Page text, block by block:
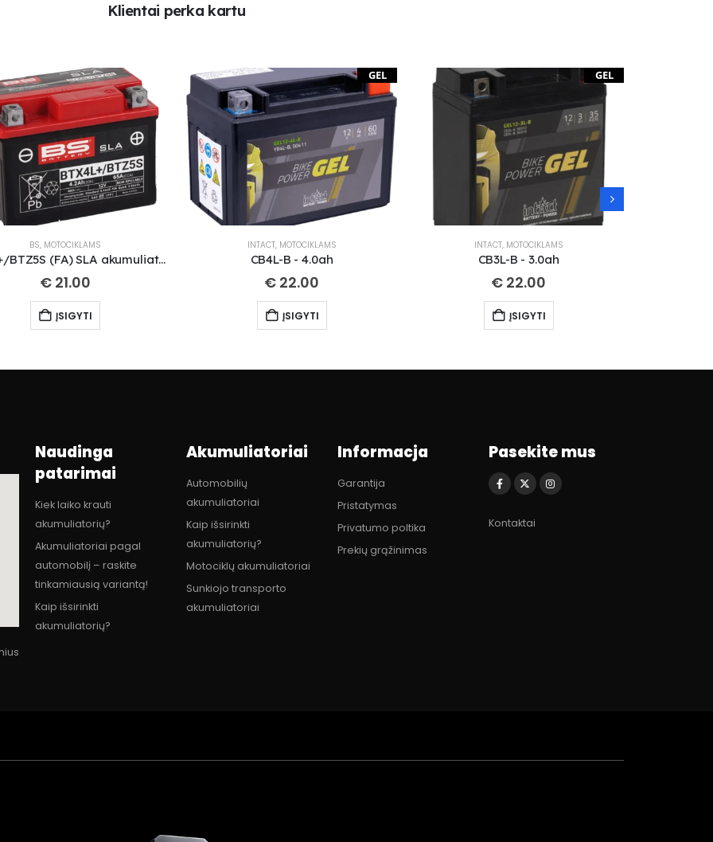
Klientai perka kartu
BS, MOTOCIKLAMS
BTX4L+/BTZ5S (FA) SLA akumuliatorius
€21.00
ĮSIGYTI
GEL
INTACT, MOTOCIKLAMS
CB4L-B - 4.0ah
€ 22.00
ĮSIGYTI
GEL
INTACT, MOTOCIKLAMS
CB3L-B - 3.0ah
€ 22.00
ĮSIGYTI
Naudinga
patarimai
Kiek laiko krauti
akumuliatorių?
Akumuliatoriai pagal
automobilį – raskite
tinkamiausią variantą!
Kaip išsirinkti
akumuliatorių?
Akumuliatoriai
Automobilių
akumuliatoriai
Kaip išsirinkti
akumuliatorių?
Motociklų akumuliatoriai
Sunkiojo transporto
akumuliatoriai
Informacja
Garantija
Pristatymas
Privatumo poltika
Prekių grąžinimas
Pasekite mus
Kontaktai